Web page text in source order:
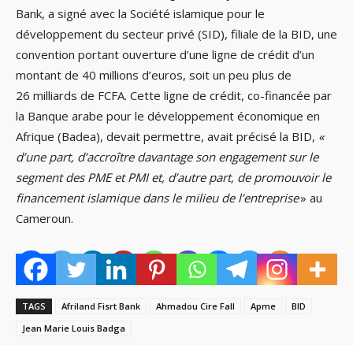
Bank, a signé avec la Société islamique pour le
développement du secteur privé (SID), filiale de la BID, une
convention portant ouverture d’une ligne de crédit d’un
montant de 40 millions d’euros, soit un peu plus de
26 milliards de FCFA. Cette ligne de crédit, co-financée par
la Banque arabe pour le développement économique en
Afrique (Badea), devait permettre, avait précisé la BID, «
d’une part, d’accroître davantage son engagement sur le
segment des PME et PMI et, d’autre part, de promouvoir le
financement islamique dans le milieu de l’entreprise» au
Cameroun.
TAGS Afriland Fisrt Bank Ahmadou Cire Fall Apme
BID
Jean Marie Louis Badga